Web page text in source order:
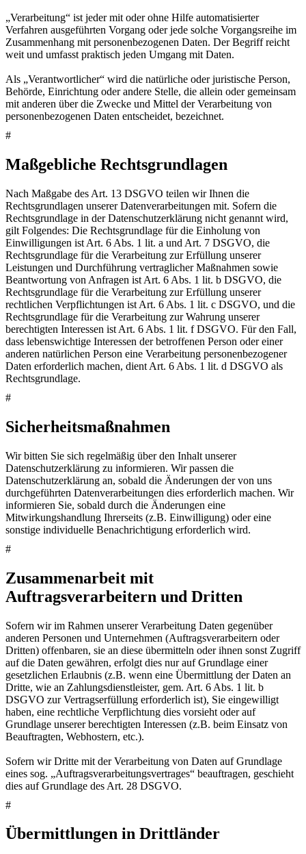
„Verarbeitung“ ist jeder mit oder ohne Hilfe automatisierter
Verfahren ausgeführten Vorgang oder jede solche Vorgangsreihe im
Zusammenhang mit personenbezogenen Daten. Der Begriff reicht
weit und umfasst praktisch jeden Umgang mit Daten.
Als „Verantwortlicher“ wird die natürliche oder juristische Person,
Behörde, Einrichtung oder andere Stelle, die allein oder gemeinsam
mit anderen über die Zwecke und Mittel der Verarbeitung von
personenbezogenen Daten entscheidet, bezeichnet.
#
Maßgebliche Rechtsgrundlagen
Nach Maßgabe des Art. 13 DSGVO teilen wir Ihnen die
Rechtsgrundlagen unserer Datenverarbeitungen mit. Sofern die
Rechtsgrundlage in der Datenschutzerklärung nicht genannt wird,
gilt Folgendes: Die Rechtsgrundlage für die Einholung von
Einwilligungen ist Art. 6 Abs. 1 lit. a und Art. 7 DSGVO, die
Rechtsgrundlage für die Verarbeitung zur Erfüllung unserer
Leistungen und Durchführung vertraglicher Maßnahmen sowie
Beantwortung von Anfragen ist Art. 6 Abs. 1 lit. b DSGVO, die
Rechtsgrundlage für die Verarbeitung zur Erfüllung unserer
rechtlichen Verpflichtungen ist Art. 6 Abs. 1 lit. c DSGVO, und die
Rechtsgrundlage für die Verarbeitung zur Wahrung unserer
berechtigten Interessen ist Art. 6 Abs. 1 lit. f DSGVO. Für den Fall,
dass lebenswichtige Interessen der betroffenen Person oder einer
anderen natürlichen Person eine Verarbeitung personenbezogener
Daten erforderlich machen, dient Art. 6 Abs. 1 lit. d DSGVO als
Rechtsgrundlage.
#
Sicherheitsmaßnahmen
Wir bitten Sie sich regelmäßig über den Inhalt unserer
Datenschutzerklärung zu informieren. Wir passen die
Datenschutzerklärung an, sobald die Änderungen der von uns
durchgeführten Datenverarbeitungen dies erforderlich machen. Wir
informieren Sie, sobald durch die Änderungen eine
Mitwirkungshandlung Ihrerseits (z.B. Einwilligung) oder eine
sonstige individuelle Benachrichtigung erforderlich wird.
#
Zusammenarbeit mit
Auftragsverarbeitern und Dritten
Sofern wir im Rahmen unserer Verarbeitung Daten gegenüber
anderen Personen und Unternehmen (Auftragsverarbeitern oder
Dritten) offenbaren, sie an diese übermitteln oder ihnen sonst Zugriff
auf die Daten gewähren, erfolgt dies nur auf Grundlage einer
gesetzlichen Erlaubnis (z.B. wenn eine Übermittlung der Daten an
Dritte, wie an Zahlungsdienstleister, gem. Art. 6 Abs. 1 lit. b
DSGVO zur Vertragserfüllung erforderlich ist), Sie eingewilligt
haben, eine rechtliche Verpflichtung dies vorsieht oder auf
Grundlage unserer berechtigten Interessen (z.B. beim Einsatz von
Beauftragten, Webhostern, etc.).
Sofern wir Dritte mit der Verarbeitung von Daten auf Grundlage
eines sog. „Auftragsverarbeitungsvertrages“ beauftragen, geschieht
dies auf Grundlage des Art. 28 DSGVO.
#
Übermittlungen in Drittländer